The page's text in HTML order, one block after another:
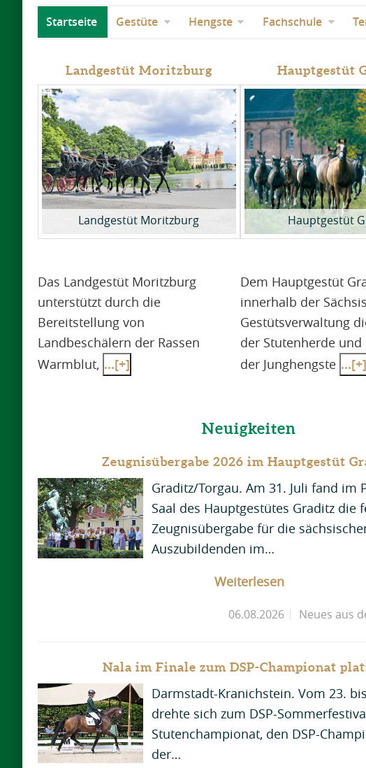
Startseite Gestüte Hengste Fachschule
Landgestüt Moritzburg
Landgestüt Moritzburg
Das Landgestüt Moritzburg
unterstützt durch die
Bereitstellung von
Landbeschälern der Rassen
Warmblut, ...[+]
Hauptgestüt
Hauptgestüt
Dem Hauptgestüt
innerhalb der
Gestütsverwaltung
der Stutenherde
der Junghengste ...[+]
Neuigkeiten
Zeugnisübergabe 2026 im Hauptgestüt
Graditz/Torgau. Am 31. Juli fand im
Saal des Hauptgestütes Graditz die
Zeugnisübergabe für die
Auszubildenden im…
Weiterlesen
06.08.2026 Neues aus
Nala im Finale zum DSP-Championat
Darmstadt-Kranichstein. Vom 23.
drehte sich zum DSP-
Stutenchampionat, den DSP-
der…